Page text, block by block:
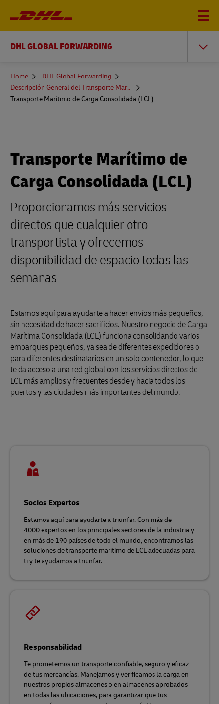
DHL GLOBAL FORWARDING
You
here
Home
DHL Global Forwarding
Descripción General del Transporte Marítimo
Transporte Marítimo de Carga Consolidada (LCL)
Transporte Marítimo de
Carga Consolidada (LCL)
Proporcionamos más servicios
directos que cualquier otro
transportista y ofrecemos
disponibilidad de espacio todas las
semanas
Estamos aquí para ayudarte a hacer envíos más pequeños,
sin necesidad de hacer sacrificios. Nuestro negocio de Carga
Marítima Consolidada (LCL) funciona consolidando varios
embarques pequeños, ya sea de diferentes expedidores o
para diferentes destinatarios en un solo contenedor, lo que
te da acceso a una red global con los servicios directos de
LCL más amplios y frecuentes desde y hacia todos los
puertos y las ciudades más importantes del mundo.
Socios Expertos
Estamos aquí para ayudarte a triunfar. Con más de
4000 expertos en los principales sectores de la industria y
en más de 190 países de todo el mundo, encontramos las
soluciones de transporte marítimo de LCL adecuadas para
ti y te ayudamos a triunfar.
Responsabilidad
Te prometemos un transporte confiable, seguro y eficaz
de tus mercancías. Manejamos y verificamos la carga en
nuestros propios almacenes o en almacenes aprobados
en todas las ubicaciones, para garantizar que tus